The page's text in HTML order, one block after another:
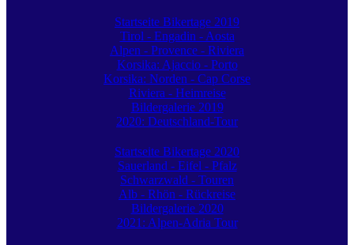
Startseite Bikertage 2019
Tirol - Engadin - Aosta
Alpen - Provence - Riviera
Korsika: Ajaccio - Porto
Korsika: Norden - Cap Corse
Riviera - Heimreise
Bildergalerie 2019
2020: Deutschland-Tour
Startseite Bikertage 2020
Sauerland - Eifel - Pfalz
Schwarzwald - Touren
Alb - Rhön - Rückreise
Bildergalerie 2020
2021: Alpen-Adria Tour